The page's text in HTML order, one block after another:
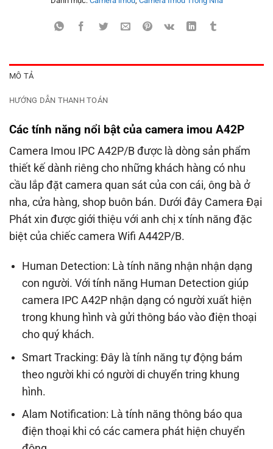
MÔ TẢ
HƯỚNG DẪN THANH TOÁN
Các tính năng nổi bật của camera imou A42P
Camera Imou IPC A42P/B được là dòng sản phẩm
thiết kế dành riêng cho những khách hàng có nhu
cầu lắp đặt camera quan sát của con cái, ông bà ở
nha, cửa hàng, shop buôn bán. Dưới đây Camera Đại
Phát xin được giới thiệu với anh chị x tính năng đặc
biệt của chiếc camera Wifi A442P/B.
Human Detection: Là tính năng nhận nhận dạng
con người. Với tính năng Human Detection giúp
camera IPC A42P nhận dạng có người xuất hiện
trong khung hình và gửi thông báo vào điện thoại
cho quý khách.
Smart Tracking: Đây là tính năng tự động bám
theo người khi có người di chuyển tring khung
hình.
Alam Notification: Là tính năng thông báo qua
điện thoại khi có các camera phát hiện chuyển